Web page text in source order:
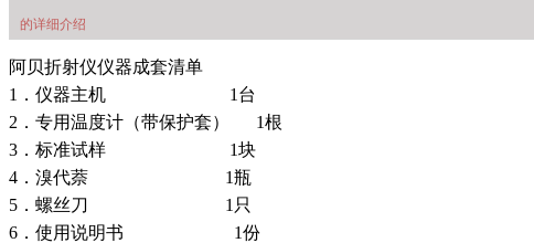
的详细介绍
阿贝折射仪仪器成套清单
1．仪器主机 1台
2．专用温度计（带保护套） 1根
3．标准试样 1块
4．溴代萘 1瓶
5．螺丝刀 1只
6．使用说明书 1份